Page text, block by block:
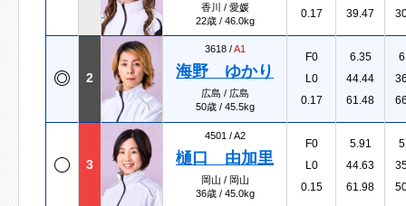
香川 / 愛媛
22歳 / 46.0kg
0.17
39.47
2
3618 /A1
海野 ゆかり
広島 / 広島
50歳 / 45.5kg
F0
L0
0.17
6.35
44.44
61.48
3
4501 /A2
樋口 由加里
岡山 / 岡山
36歳 / 45.0kg
F0
L0
0.15
5.91
44.63
61.98